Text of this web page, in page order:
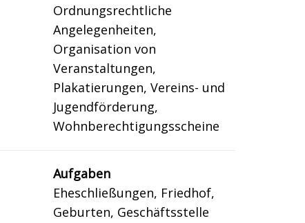
Ordnungsrechtliche
Angelegenheiten,
Organisation von
Veranstaltungen,
Plakatierungen, Vereins- und
Jugendförderung,
Wohnberechtigungsscheine
Aufgaben
Eheschließungen, Friedhof,
Geburten, Geschäftsstelle